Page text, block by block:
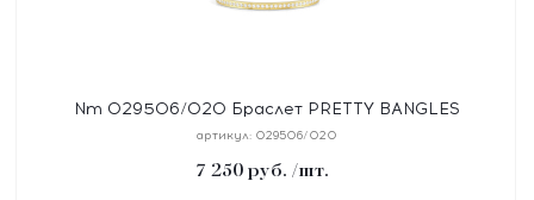
Nm 029506/020 Браслет PRETTY BANGLES
размер 19 см, сталь, цирконы белые, покрытие
артикул: 029506/020
7 250 руб. /шт.